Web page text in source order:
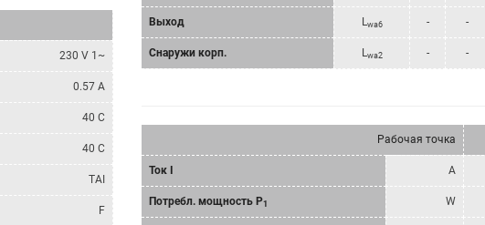
230 V 1~
0.57 A
40 C
40 C
TAI
F
Bыход Lwa6 - -
Снаружи корп. Lwa2 - -
Рабочая точка
Ток I A
Потребл. мощность P1 W